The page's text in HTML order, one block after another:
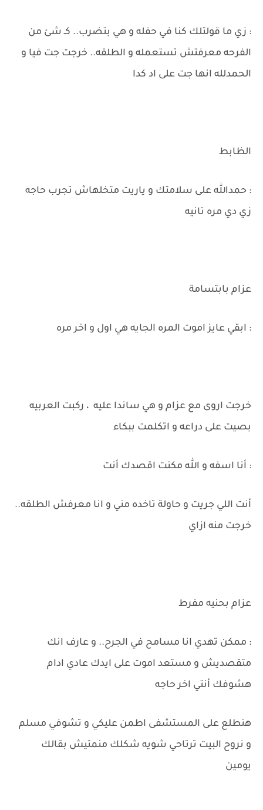
: زي ما قولتلك كنا في حفله و هي بتضرب.. كـ شئ من
الفرحه معرفتش تستعمله و الطلقه.. خرجت جت فيا و
الحمدلله انها جت على اد كدا
الظابط
: حمدالله على سلامتك و ياريت متخلهاش تجرب حاجه
زي دي مره تانيه
عزام بابتسامة
: ابقي عايز اموت المره الجايه هي اول و اخر مره
خرجت اروى مع عزام و هي ساندا عليه ، ركبت العربيه
بصيت على دراعه و اتكلمت ببكاء
: أنا اسفه و الله مكنت اقصدك أنت
أنت اللي جريت و حاولة تاخده مني و انا معرفش الطلقه..
خرجت منه ازاي
عزام بحنيه مفرط
: ممكن تهدي انا مسامح في الجرح.. و عارف انك
متقصديش و مستعد اموت على ايدك عادي ادام
هشوفك أنتي اخر حاجه
هنطلع على المستشفى اطمن عليكي و تشوفي مسلم
و نروح البيت ترتاحي شويه شكلك منمتيش بقالك
يومين